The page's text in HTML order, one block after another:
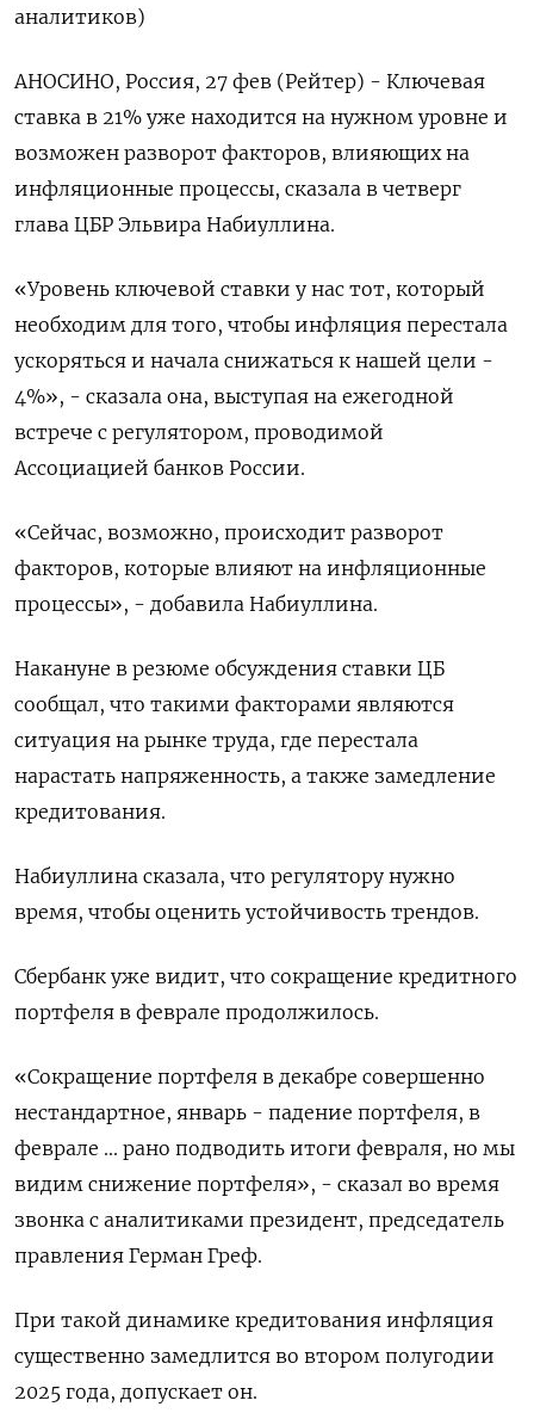
аналитиков)
АНОСИНО, Россия, 27 фев (Рейтер) - Ключевая
ставка в 21% уже находится на нужном уровне и
возможен разворот факторов, влияющих на
инфляционные процессы, сказала в четверг
глава ЦБР Эльвира Набиуллина.
«Уровень ключевой ставки у нас тот, который
необходим для того, чтобы инфляция перестала
ускоряться и начала снижаться к нашей цели -
4%», - сказала она, выступая на ежегодной
встрече с регулятором, проводимой
Ассоциацией банков России.
«Сейчас, возможно, происходит разворот
факторов, которые влияют на инфляционные
процессы», - добавила Набиуллина.
Накануне в резюме обсуждения ставки ЦБ
сообщал, что такими факторами являются
ситуация на рынке труда, где перестала
нарастать напряженность, а также замедление
кредитования.
Набиуллина сказала, что регулятору нужно
время, чтобы оценить устойчивость трендов.
Сбербанк уже видит, что сокращение кредитного
портфеля в феврале продолжилось.
«Сокращение портфеля в декабре совершенно
нестандартное, январь - падение портфеля, в
феврале ... рано подводить итоги февраля, но мы
видим снижение портфеля», - сказал во время
звонка с аналитиками президент, председатель
правления Герман Греф.
При такой динамике кредитования инфляция
существенно замедлится во втором полугодии
2025 года, допускает он.